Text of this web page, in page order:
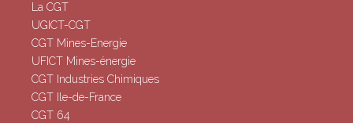
La CGT
UGICT-CGT
CGT Mines-Energie
UFICT Mines-énergie
CGT Industries Chimiques
CGT Ile-de-France
CGT 64